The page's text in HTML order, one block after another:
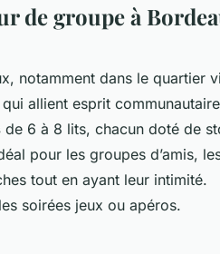
de groupe à
notamment dans le quartier
qui allient esprit
de 6 à 8 lits, chacun doté de
pour les groupes d’amis,
tout en ayant leur intimité.
soirées jeux ou apéros.